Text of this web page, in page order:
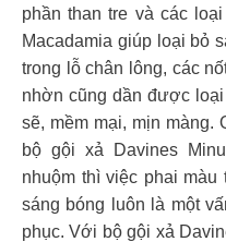
phần than tre và các
Macadamia giúp loại bỏ
trong lỗ chân lông, các
nhờn cũng dần được
sẽ, mềm mại, mịn màng.
bộ gội xả Davines
nhuộm thì việc phai
sáng bóng luôn là một
phục. Với bộ gội xả